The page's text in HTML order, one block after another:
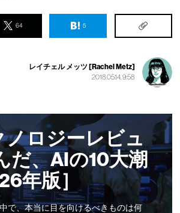
64 5
レイチェル メッツ [Rachel Metz]
2018.05.14, 9:58
ノロジーレビュ
だ、AIの10大潮
年版］
で、本当に目を向けるべきものは何